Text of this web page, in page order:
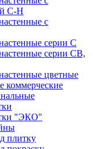
С-Н
с
серии С
серии СВ,
цветные
коммерческие
"ЭКО"
плитку